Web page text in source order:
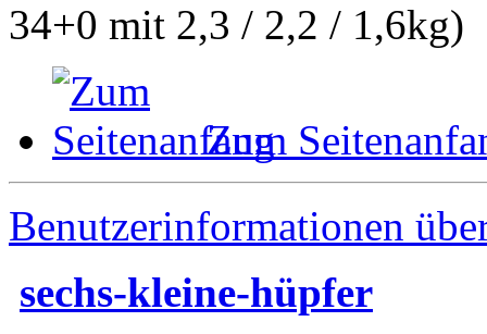
34+0 mit 2,3 / 2,2 / 1,6kg)
Zum
Benutzerinformationen
sechs-kleine-hüpfer